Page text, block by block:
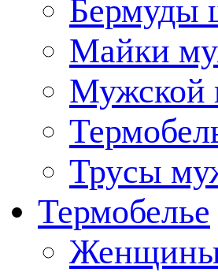
Бермуды
Майки
Мужской
Трусы
Термобелье